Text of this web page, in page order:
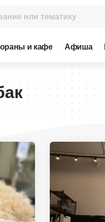
и кафе Афиша